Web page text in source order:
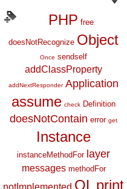
PHP free
doesNotRecognize Object
Once sendself
addClassProperty
addNextResponder Application
assume check Definition
doesNotContain error get
Instance
instanceMethodFor layer
messages methodFor
OLprint